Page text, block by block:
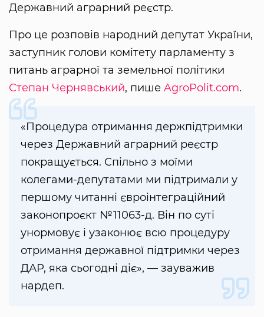
Державний аграрний реєстр.
Про це розповів народний депутат України,
заступник голови комітету парламенту з
питань аграрної та земельної політики
Степан Чернявський, пише AgroPolit.com.
«Процедура отримання держпідтримки
через Державний аграрний реєстр
покращується. Спільно з моїми
колегами-депутатами ми підтримали у
першому читанні євроінтеграційний
законопроєкт №11063-д. Він по суті
унормовує і узаконює всю процедуру
отримання державної підтримки через
ДАР, яка сьогодні діє», — зауважив
нардеп.